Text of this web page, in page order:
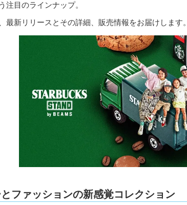
注目のラインナップ。
最新リリースとその詳細、販売情報をお届けします。
ファッションの新感覚コレクション